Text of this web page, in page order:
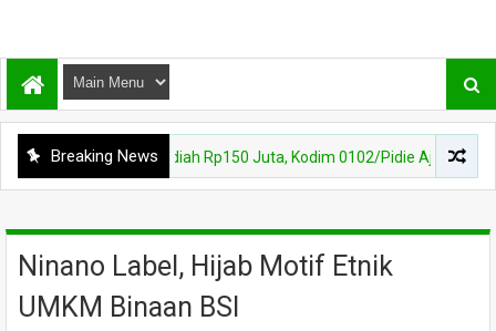
Breaking News
Putih Berhadiah Rp150 Juta, Kodim 0102/Pidie Ajak 31 Kecamatan
Ninano Label, Hijab Motif Etnik
UMKM Binaan BSI